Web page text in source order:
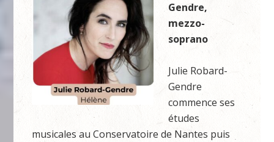
Gendre,
mezzo-
soprano
Julie Robard-
Gendre
commence ses
études
musicales au Conservatoire de Nantes puis